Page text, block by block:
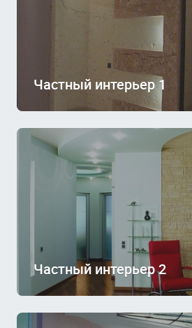
Частный интерьер 1
Частный интерьер 2